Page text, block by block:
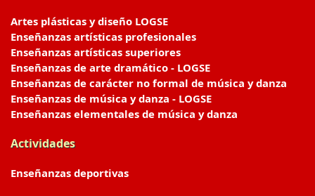
Artes plásticas y diseño LOGSE
Enseñanzas artísticas profesionales
Enseñanzas artísticas superiores
Enseñanzas de arte dramático - LOGSE
Enseñanzas de carácter no formal de música y danza
Enseñanzas de música y danza - LOGSE
Enseñanzas elementales de música y danza
Actividades
Enseñanzas deportivas